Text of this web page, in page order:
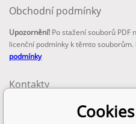
Obchodní podmínky
Upozornění! Po stažení souborů
licenční podmínky k těmto
podmínky
Kontakty
info@technickenormy.cz